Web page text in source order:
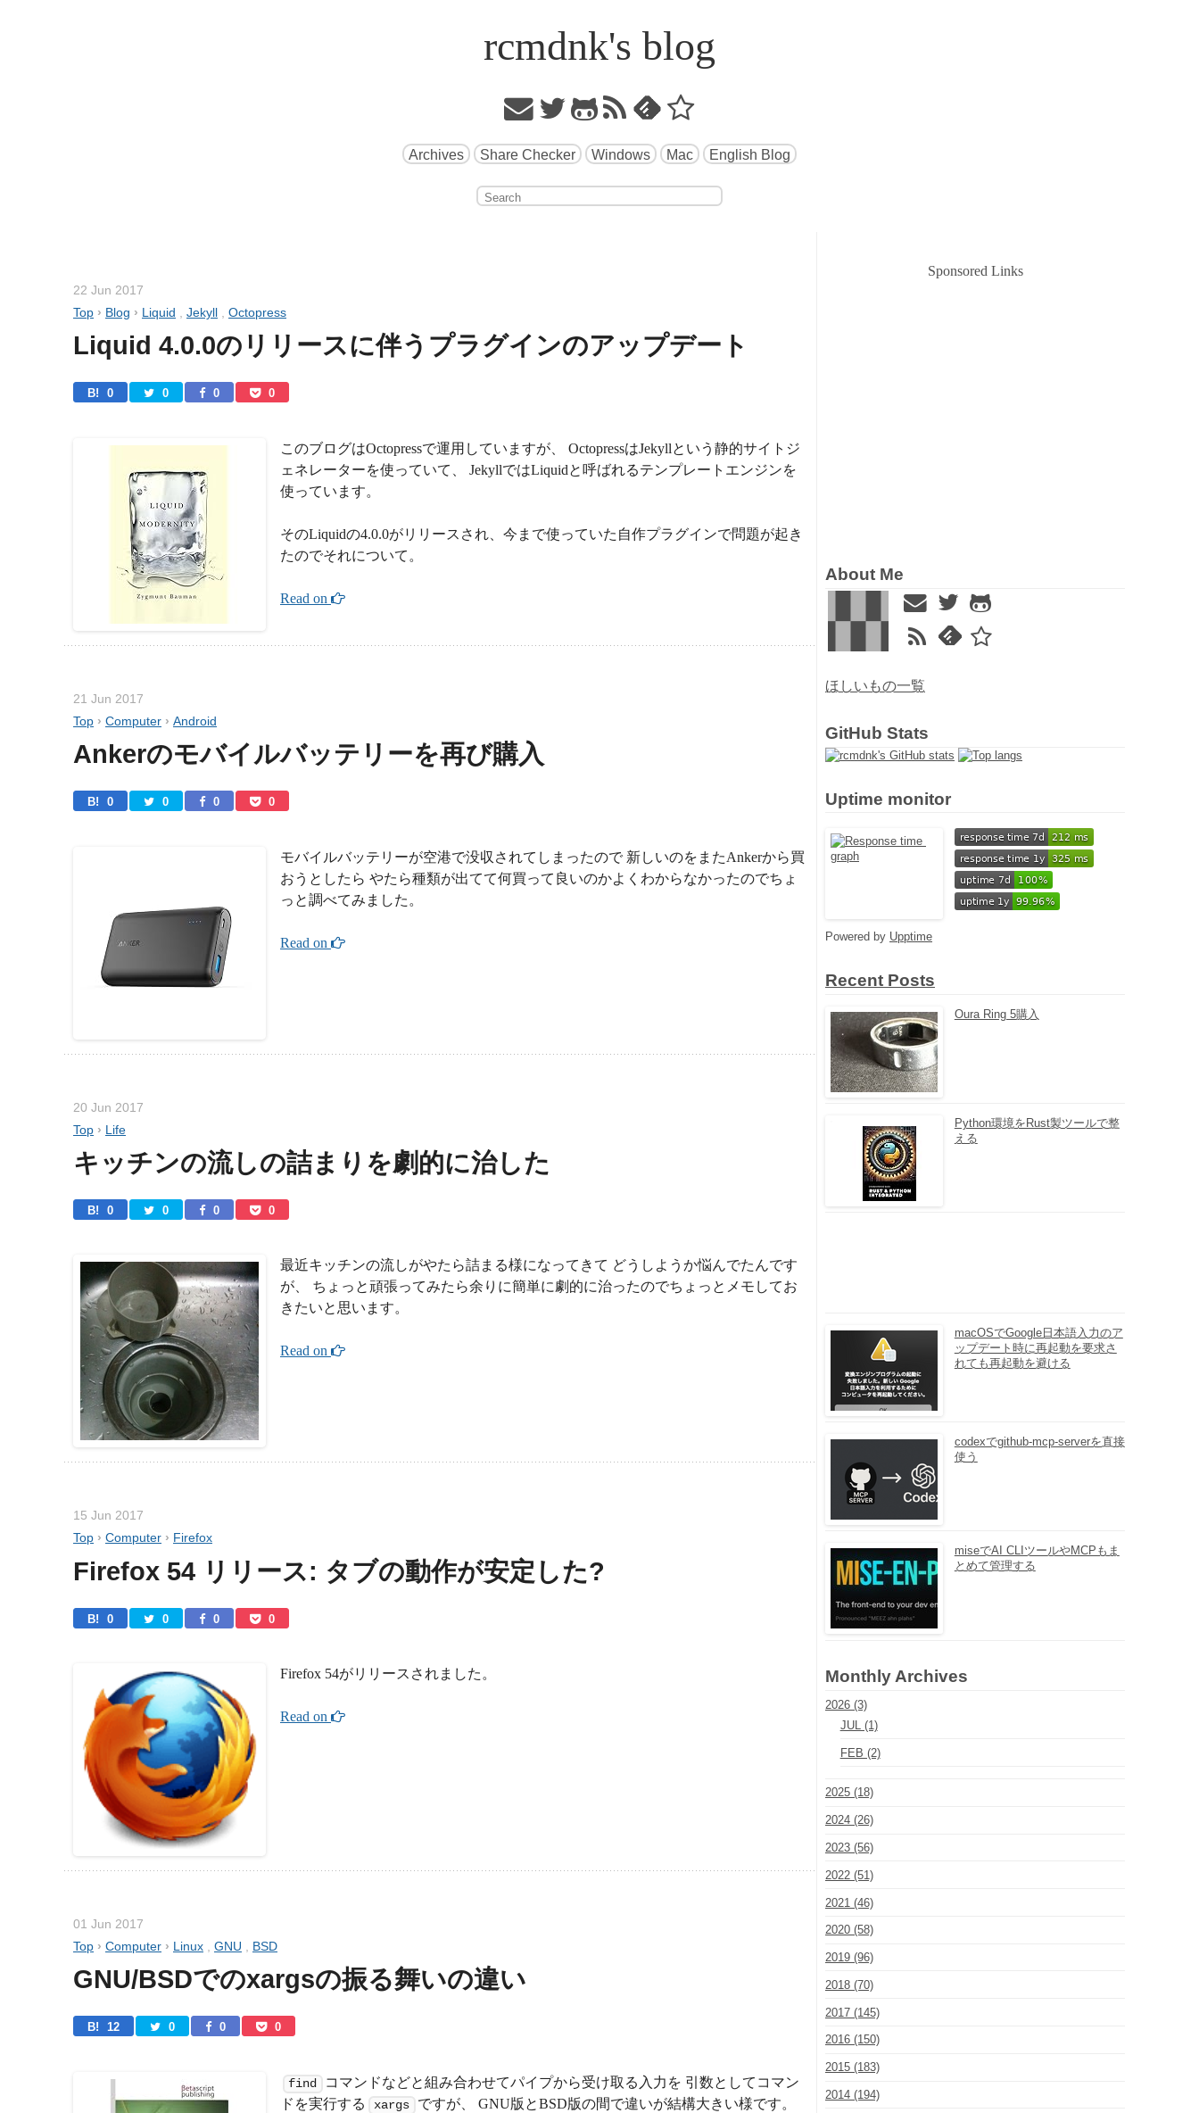
rcmdnk's blog
Archives Share Checker Windows Mac English Blog
22 Jun 2017
Top › Blog › Liquid , Jekyll , Octopress
Liquid 4.0.0のリリースに伴うプラグインのアップデート
B! 0 0 0 0
このブログはOctopressで運用していますが、 OctopressはJekyllという静的サイトジ
ェネレーターを使っていて、 JekyllではLiquidと呼ばれるテンプレートエンジンを
使っています。
そのLiquidの4.0.0がリリースされ、今まで使っていた自作プラグインで問題が起き
たのでそれについて。
Read on
21 Jun 2017
Top › Computer › Android
Ankerのモバイルバッテリーを再び購入
B! 0 0 0 0
モバイルバッテリーが空港で没収されてしまったので 新しいのをまたAnkerから買
おうとしたら やたら種類が出てて何買って良いのかよくわからなかったのでちょ
っと調べてみました。
Read on
20 Jun 2017
Top › Life
キッチンの流しの詰まりを劇的に治した
B! 0 0 0 0
最近キッチンの流しがやたら詰まる様になってきて どうしようか悩んでたんです
が、 ちょっと頑張ってみたら余りに簡単に劇的に治ったのでちょっとメモしてお
きたいと思います。
Read on
15 Jun 2017
Top › Computer › Firefox
Firefox 54 リリース: タブの動作が安定した?
B! 0 0 0 0
Firefox 54がリリースされました。
Read on
01 Jun 2017
Top › Computer › Linux GNU BSD
GNU/BSDでのxargsの振る舞いの違い
B! 12 0 0 0
find
コマンドなどと組み合わせてパイプから受け取る入力を 引数としてコマン
ドを実行する
xargs ですが、 GNU版とBSD版の間で違いが結構大きい様です。
Sponsored Links
About Me
ほしいもの一覧
GitHub Stats
Uptime monitor
Powered by Upptime
Recent Posts
Oura Ring 5購入
Python環境をRust製ツールで整
える
macOSでGoogle日本語入力のア
ップデート時に再起動を要求さ
れても再起動を避ける
codexでgithub-mcp-serverを直接
使う
miseでAI CLIツールやMCPもま
とめて管理する
Monthly Archives
2026 (3)
JUL (1)
FEB (2)
2025 (18)
2024 (26)
2023 (56)
2022 (51)
2021 (46)
2020 (58)
2019 (96)
2018 (70)
2017 (145)
2016 (150)
2015 (183)
2014 (194)